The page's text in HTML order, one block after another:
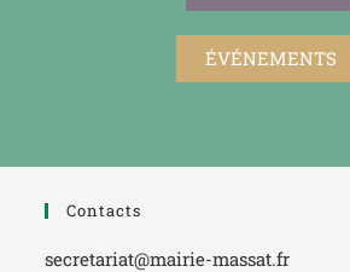
ÉVÉNEMENTS
Contacts
secretariat@mairie-massat.fr